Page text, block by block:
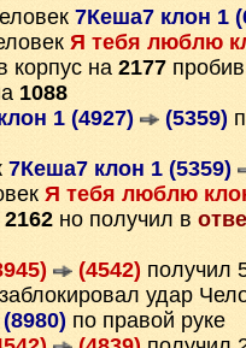
7Кеша7 клон 1
Я тебя люблю
корпус на 2177
1088
1 (4927) (5359)
7Кеша7 клон 1 (5359)
Я тебя люблю
2162 но получил в
(4542) получил
заблокировал удар
(8980) по правой руке